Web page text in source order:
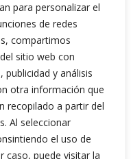
para personalizar el
de redes
compartimos
sitio web con
publicidad y análisis
otra información que
recopilado a partir del
Al seleccionar
el uso de
caso, puede visitar la